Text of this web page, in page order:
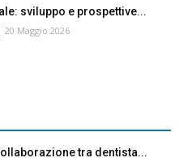
sviluppo e prospettive...
20 Maggio 2026
tra dentista...